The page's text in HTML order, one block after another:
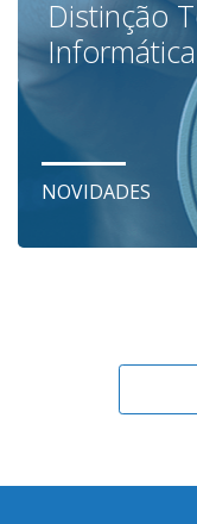
Distinção
NOVIDADES